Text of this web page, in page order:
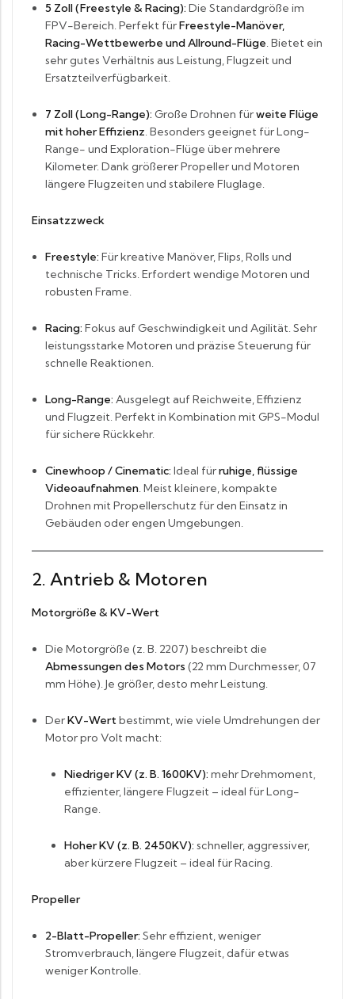
5 Zoll (Freestyle & Racing): Die Standardgröße im
FPV-Bereich. Perfekt fürFreestyle-Manöver,
Racing-Wettbewerbe und Allround-Flüge. Bietet ein
sehr gutes Verhältnis aus Leistung, Flugzeit und
Ersatzteilverfügbarkeit.
7 Zoll (Long-Range): Große Drohnen fürweite Flüge
mit hoher Effizienz. Besonders geeignet für Long-
Range- und Exploration-Flüge über mehrere
Kilometer. Dank größerer Propeller und Motoren
längere Flugzeiten und stabilere Fluglage.
Einsatzzweck
Freestyle: Für kreative Manöver, Flips, Rolls und
technische Tricks. Erfordert wendige Motoren und
robusten Frame.
Racing: Fokus auf Geschwindigkeit und Agilität. Sehr
leistungsstarke Motoren und präzise Steuerung für
schnelle Reaktionen.
Long-Range: Ausgelegt auf Reichweite, Effizienz
und Flugzeit. Perfekt in Kombination mit GPS-Modul
für sichere Rückkehr.
Cinewhoop / Cinematic: Ideal fürruhige, flüssige
Videoaufnahmen. Meist kleinere, kompakte
Drohnen mit Propellerschutz für den Einsatz in
Gebäuden oder engen Umgebungen.
2. Antrieb & Motoren
Motorgröße & KV-Wert
Die Motorgröße (z. B. 2207) beschreibt die
Abmessungen des Motors (22 mm Durchmesser, 07
mm Höhe). Je größer, desto mehr Leistung.
DerKV-Wertbestimmt, wie viele Umdrehungen der
Motor pro Volt macht:
Niedriger KV (z. B. 1600KV): mehr Drehmoment,
effizienter, längere Flugzeit – ideal für Long-
Range.
Hoher KV (z. B. 2450KV): schneller, aggressiver,
aber kürzere Flugzeit – ideal für Racing.
Propeller
2-Blatt-Propeller: Sehr effizient, weniger
Stromverbrauch, längere Flugzeit, dafür etwas
weniger Kontrolle.